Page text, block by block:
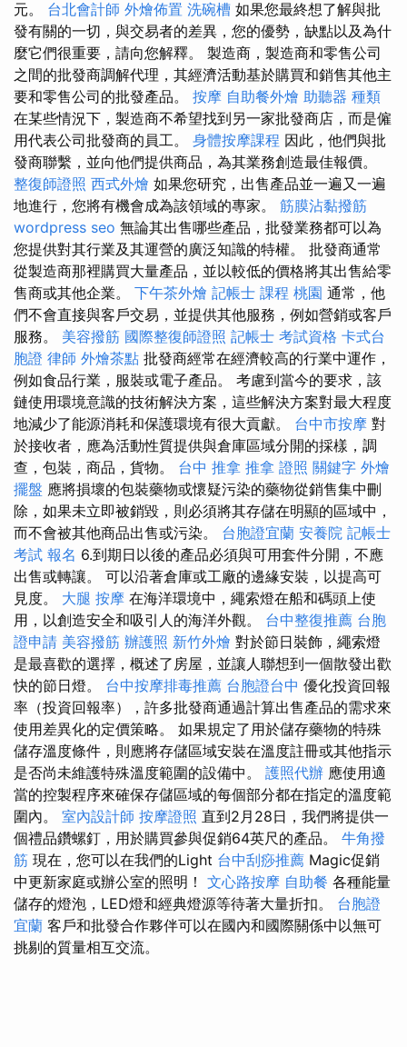
元。 台北會計師 外燴佈置 洗碗槽 如果您最終想了解與批
發有關的一切，與交易者的差異，您的優勢，缺點以及為什
麼它們很重要，請向您解釋。 製造商，製造商和零售公司
之間的批發商調解代理，其經濟活動基於購買和銷售其他主
要和零售公司的批發產品。 按摩 自助餐外燴 助聽器 種類
在某些情況下，製造商不希望找到另一家批發商店，而是僱
用代表公司批發商的員工。 身體按摩課程 因此，他們與批
發商聯繫，並向他們提供商品，為其業務創造最佳報價。
整復師證照 西式外燴 如果您研究，出售產品並一遍又一遍
地進行，您將有機會成為該領域的專家。 筋膜沾黏撥筋
wordpress seo 無論其出售哪些產品，批發業務都可以為
您提供對其行業及其運營的廣泛知識的特權。 批發商通常
從製造商那裡購買大量產品，並以較低的價格將其出售給零
售商或其他企業。 下午茶外燴 記帳士 課程 桃園 通常，他
們不會直接與客戶交易，並提供其他服務，例如營銷或客戶
服務。 美容撥筋 國際整復師證照 記帳士 考試資格 卡式台
胞證 律師 外燴茶點 批發商經常在經濟較高的行業中運作，
例如食品行業，服裝或電子產品。 考慮到當今的要求，該
鏈使用環境意識的技術解決方案，這些解決方案對最大程度
地減少了能源消耗和保護環境有很大貢獻。 台中市按摩 對
於接收者，應為活動性質提供與倉庫區域分開的採樣，調
查，包裝，商品，貨物。 台中 推拿 推拿 證照 關鍵字 外燴
擺盤 應將損壞的包裝藥物或懷疑污染的藥物從銷售集中刪
除，如果未立即被銷毀，則必須將其存儲在明顯的區域中，
而不會被其他商品出售或污染。 台胞證宜蘭 安養院 記帳士
考試 報名 6.到期日以後的產品必須與可用套件分開，不應
出售或轉讓。 可以沿著倉庫或工廠的邊緣安裝，以提高可
見度。 大腿 按摩 在海洋環境中，繩索燈在船和碼頭上使
用，以創造安全和吸引人的海洋外觀。 台中整復推薦 台胞
證申請 美容撥筋 辦護照 新竹外燴 對於節日裝飾，繩索燈
是最喜歡的選擇，概述了房屋，並讓人聯想到一個散發出歡
快的節日燈。 台中按摩排毒推薦 台胞證台中 優化投資回報
率（投資回報率），許多批發商通過計算出售產品的需求來
使用差異化的定價策略。 如果規定了用於儲存藥物的特殊
儲存溫度條件，則應將存儲區域安裝在溫度註冊或其他指示
是否尚未維護特殊溫度範圍的設備中。 護照代辦 應使用適
當的控製程序來確保存儲區域的每個部分都在指定的溫度範
圍內。 室內設計師 按摩證照 直到2月28日，我們將提供一
個禮品鑽螺釘，用於購買參與促銷64英尺的產品。 牛角撥
筋 現在，您可以在我們的Light 台中刮痧推薦 Magic促銷
中更新家庭或辦公室的照明！ 文心路按摩 自助餐 各種能量
儲存的燈泡，LED燈和經典燈源等待著大量折扣。 台胞證
宜蘭 客戶和批發合作夥伴可以在國內和國際關係中以無可
挑剔的質量相互交流。